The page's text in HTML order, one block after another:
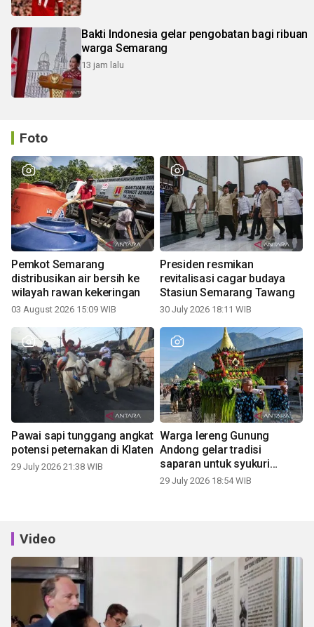
Bakti Indonesia gelar pengobatan bagi ribuan
warga Semarang
13 jam lalu
Foto
Pemkot Semarang
distribusikan air bersih ke
wilayah rawan kekeringan
03 August 2026 15:09 WIB
Presiden resmikan
revitalisasi cagar budaya
Stasiun Semarang Tawang
30 July 2026 18:11 WIB
Pawai sapi tunggang angkat
potensi peternakan di Klaten
29 July 2026 21:38 WIB
Warga lereng Gunung
Andong gelar tradisi
saparan untuk syukuri
panen
29 July 2026 18:54 WIB
Video